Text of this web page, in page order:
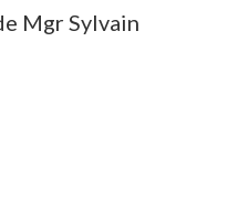
Mgr Sylvain